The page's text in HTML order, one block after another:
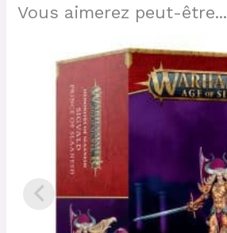
Vous aimerez peut-être...
prix
initial
était :
51,50 €.
prix
actuel
46,35 €.